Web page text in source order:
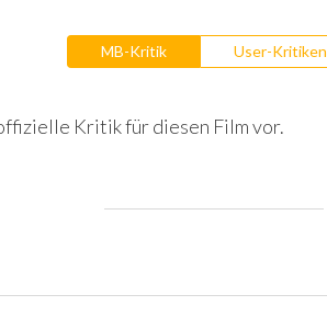
MB-Kritik User-Kritiken
Kritik für diesen Film vor.